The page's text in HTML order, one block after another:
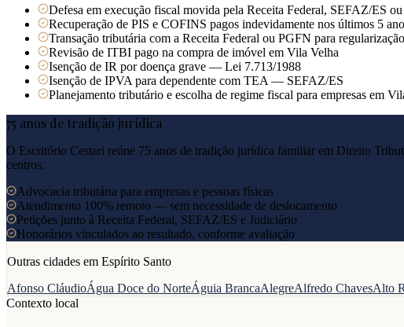
Defesa em execução fiscal movida pela Receita Federal, SEFAZ/ES
Recuperação de PIS e COFINS pagos indevidamente nos últimos 5
Transação tributária com a Receita Federal ou PGFN para
Revisão de ITBI pago na compra de imóvel em Vila Velha
Isenção de IR por doença grave — Lei 7.713/1988
Isenção de IPVA para dependente com TEA — SEFAZ/ES
Planejamento tributário e escolha de regime fiscal para empresas em
75 anos de tradição jurídica
O Escritório Cestari reúne 75 anos de tradição jurídica familiar em Direito
centros.
Advocacia tributária para empresas e pessoas físicas
Atendimento 100% remoto — sem necessidade de deslocamento
Petições junto à Receita Federal, SEFAZ/ES e Judiciário
Honorários vinculados ao resultado, conforme avaliação
Outras cidades em Espírito Santo
Afonso CláudioÁgua Doce do NorteÁguia BrancaAlegreAlfredo ChavesAlto
Contexto local